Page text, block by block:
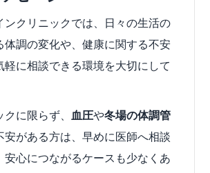
ンクリニックでは、日々の生活の
体調の変化や、健康に関する不安
軽に相談できる環境を大切にして
に限らず、 血圧や冬場の体調管
安がある方は、早めに医師へ相談
安心につながるケースも少なくあ